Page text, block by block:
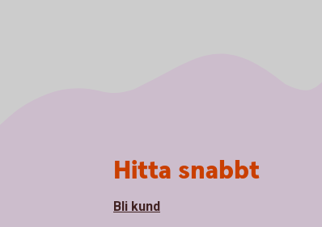
Hitta snabbt
Bli kund